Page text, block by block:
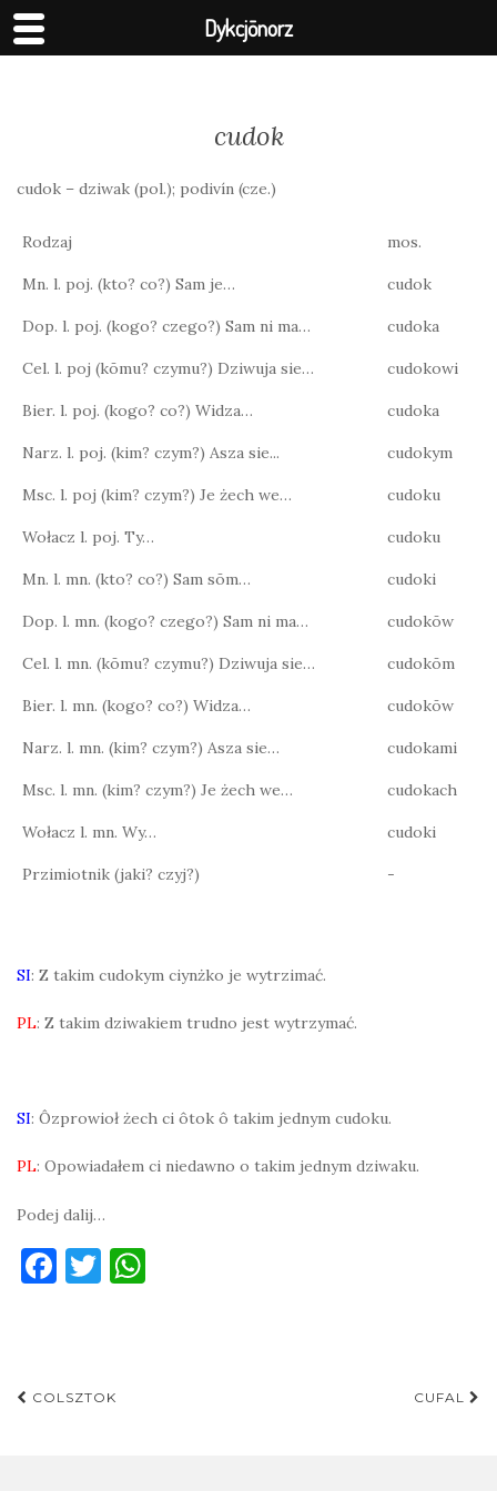
cudok
cudok – dziwak (pol.); podivín (cze.)
Rodzaj mos.
Mn. l. poj. (kto? co?) Sam je… cudok
Dop. l. poj. (kogo? czego?) Sam ni ma… cudoka
Cel. l. poj (kōmu? czymu?) Dziwuja sie… cudokowi
Bier. l. poj. (kogo? co?) Widza… cudoka
Narz. l. poj. (kim? czym?) Asza sie... cudokym
Msc. l. poj (kim? czym?) Je żech we… cudoku
Wołacz l. poj. Ty… cudoku
Mn. l. mn. (kto? co?) Sam sōm… cudoki
Dop. l. mn. (kogo? czego?) Sam ni ma… cudokōw
Cel. l. mn. (kōmu? czymu?) Dziwuja sie… cudokōm
Bier. l. mn. (kogo? co?) Widza… cudokōw
Narz. l. mn. (kim? czym?) Asza sie… cudokami
Msc. l. mn. (kim? czym?) Je żech we… cudokach
Wołacz l. mn. Wy… cudoki
Przimiotnik (jaki? czyj?) -
SI: Z takim cudokym ciynżko je wytrzimać.
PL: Z takim dziwakiem trudno jest wytrzymać.
SI: Ôzprowioł żech ci ôtok ô takim jednym cudoku.
PL: Opowiadałem ci niedawno o takim jednym dziwaku.
Podej dalij…
F
b
T
r
Post
COLSZTOK CUFAL
Dykcjōnorz